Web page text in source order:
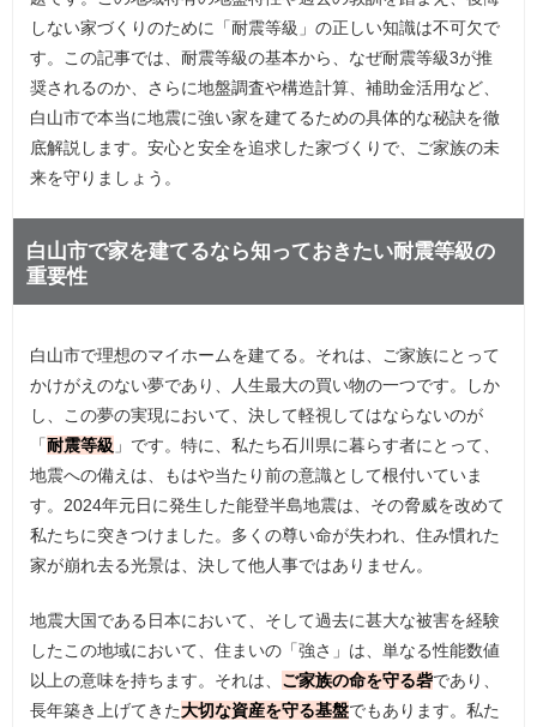
しない家づくりのために「耐震等級」の正しい知識は不可欠で
す。この記事では、耐震等級の基本から、なぜ耐震等級3が推
奨されるのか、さらに地盤調査や構造計算、補助金活用など、
白山市で本当に地震に強い家を建てるための具体的な秘訣を徹
底解説します。安心と安全を追求した家づくりで、ご家族の未
来を守りましょう。
白山市で家を建てるなら知っておきたい耐震等級の
重要性
白山市で理想のマイホームを建てる。それは、ご家族にとって
かけがえのない夢であり、人生最大の買い物の一つです。しか
し、この夢の実現において、決して軽視してはならないのが
「耐震等級 」です。特に、私たち石川県に暮らす者にとって、
地震への備えは、もはや当たり前の意識として根付いていま
す。2024年元日に発生した能登半島地震は、その脅威を改めて
私たちに突きつけました。多くの尊い命が失われ、住み慣れた
家が崩れ去る光景は、決して他人事ではありません。
地震大国である日本において、そして過去に甚大な被害を経験
したこの地域において、住まいの「強さ」は、単なる性能数値
以上の意味を持ちます。それは、 ご家族の命を守る砦であり、
長年築き上げてきた大切な資産を守る基盤でもあります。私た